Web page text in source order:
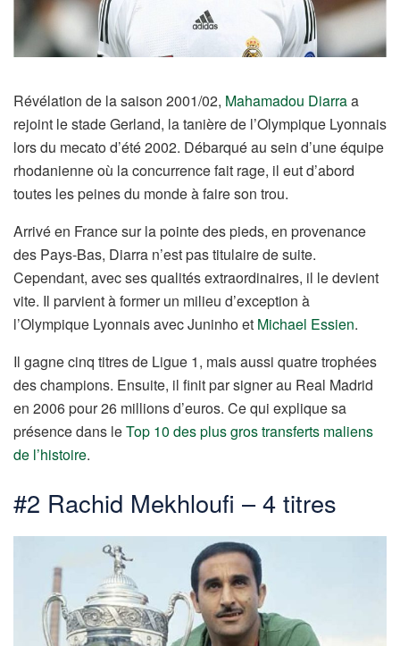
Révélation de la saison 2001/02, Mahamadou Diarraa
rejoint le stade Gerland, la tanière de l’Olympique Lyonnais
lors du mecato d’été 2002. Débarqué au sein d’une équipe
rhodanienne où la concurrence fait rage, il eut d’abord
toutes les peines du monde à faire son trou.
Arrivé en France sur la pointe des pieds, en provenance
des Pays-Bas, Diarra n’est pas titulaire de suite.
Cependant, avec ses qualités extraordinaires, il le devient
vite. Il parvient à former un milieu d’exception à
l’Olympique Lyonnais avec Juninho et Michael Essien.
Il gagne cinq titres de Ligue 1, mais aussi quatre trophées
des champions. Ensuite, il finit par signer au Real Madrid
en 2006 pour 26 millions d’euros. Ce qui explique sa
présence dans leTop 10 des plus gros transferts maliens
de l’histoire.
#2 Rachid Mekhloufi – 4 titres